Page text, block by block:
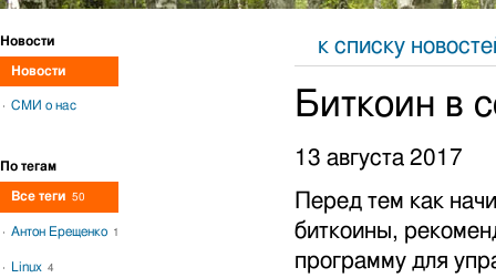
к списку
Биткоин в
13 августа 2017
Перед тем как
биткоины,
программу для
Новости
Новости
СМИ о нас
По тегам
Все теги 50
Антон Ерещенко 1
Linux 4